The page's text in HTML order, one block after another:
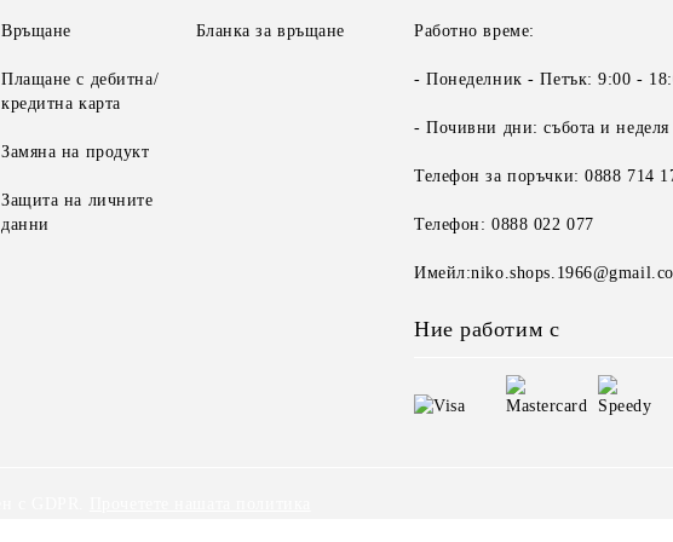
Връщане
Плащане с дебитна/
кредитна карта
Замяна на продукт
Защита на личните
данни
Бланка за връщане Работно време:
- Понеделник - Петък: 9:00 -
- Почивни дни: събота и неделя
Телефон за поръчки: 0888 714
Телефон: 0888 022 077
Ние работим с